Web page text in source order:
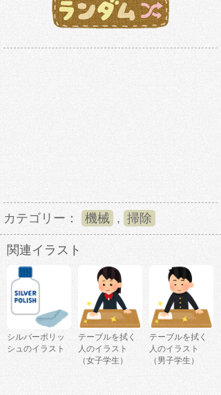
カテゴリー： 機械 , 掃除
関連イラスト
シルバーポリッ
シュのイラスト
テーブルを拭く
人のイラスト
（女子学生）
テーブルを拭く
人のイラスト
（男子学生）